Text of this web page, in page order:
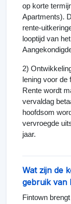
op korte
Apartments).
rente-
looptijd van
2)
lening voor de
Rente wordt
vervaldag
hoofdsom
vervroegde
jaar.
Wat zijn de
gebruik van
Fintown